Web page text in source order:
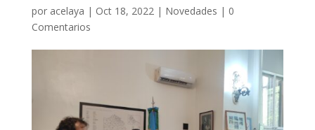
por acelaya | Oct 18, 2022| Novedades | 0
Comentarios